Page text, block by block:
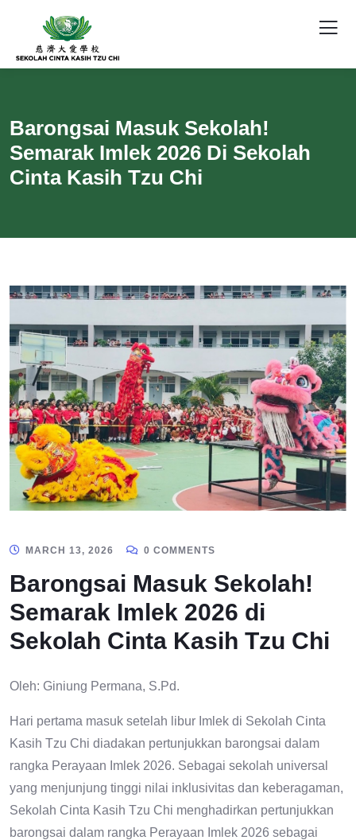
Barongsai Masuk Sekolah!
Semarak Imlek 2026 Di Sekolah
Cinta Kasih Tzu Chi
MARCH 13, 2026 0 COMMENTS
Barongsai Masuk Sekolah!
Semarak Imlek 2026 di
Sekolah Cinta Kasih Tzu Chi
Oleh: Giniung Permana, S.Pd.
Hari pertama masuk setelah libur Imlek di Sekolah Cinta
Kasih Tzu Chi diadakan pertunjukkan barongsai dalam
rangka Perayaan Imlek 2026. Sebagai sekolah universal
yang menjunjung tinggi nilai inklusivitas dan keberagaman,
Sekolah Cinta Kasih Tzu Chi menghadirkan pertunjukkan
barongsai dalam rangka Perayaan Imlek 2026 sebagai